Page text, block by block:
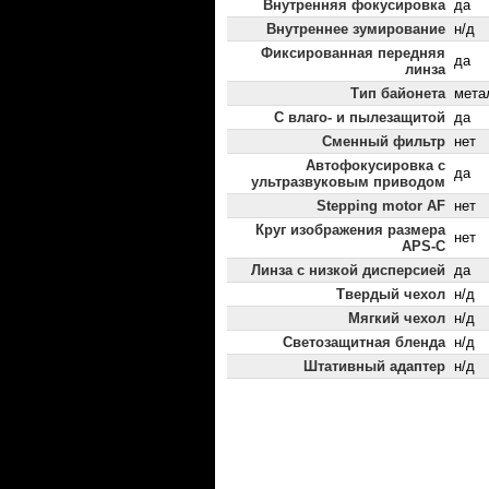
Внутренняя фокусировка да
Внутреннее зумирование н/д
Фиксированная передняя
линза
да
Тип байонета
С влаго- и пылезащитой да
Сменный фильтр нет
Автофокусировка с
ультразвуковым приводом
да
Stepping motor AF нет
Круг изображения размера
APS-C
нет
Линза с низкой дисперсией да
Твердый чехол н/д
Мягкий чехол н/д
Светозащитная бленда н/д
Штативный адаптер н/д